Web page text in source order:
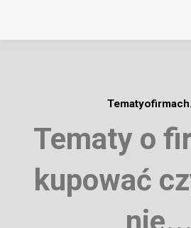
Tematy o
kupować